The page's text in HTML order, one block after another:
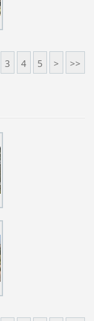
3 4 5 > >>